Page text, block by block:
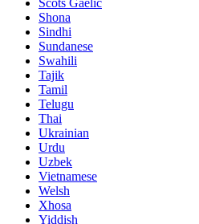
Shona
Sindhi
Sundanese
Swahili
Tajik
Tamil
Telugu
Thai
Ukrainian
Urdu
Uzbek
Vietnamese
Welsh
Xhosa
Yiddish